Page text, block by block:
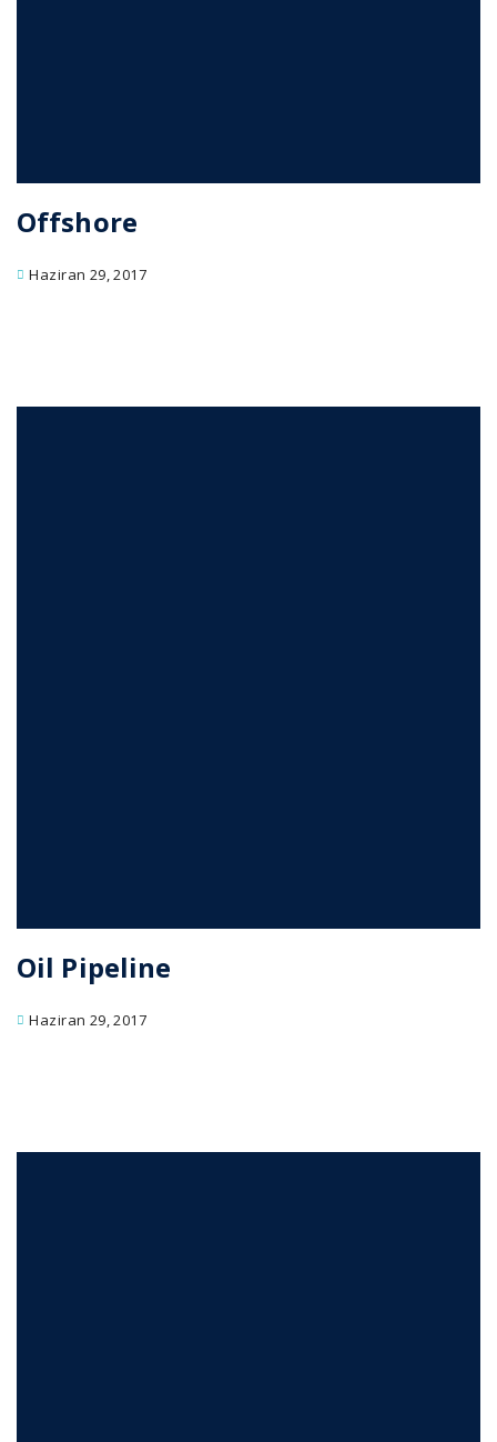
Offshore
Haziran 29, 2017
Oil Pipeline
Haziran 29, 2017